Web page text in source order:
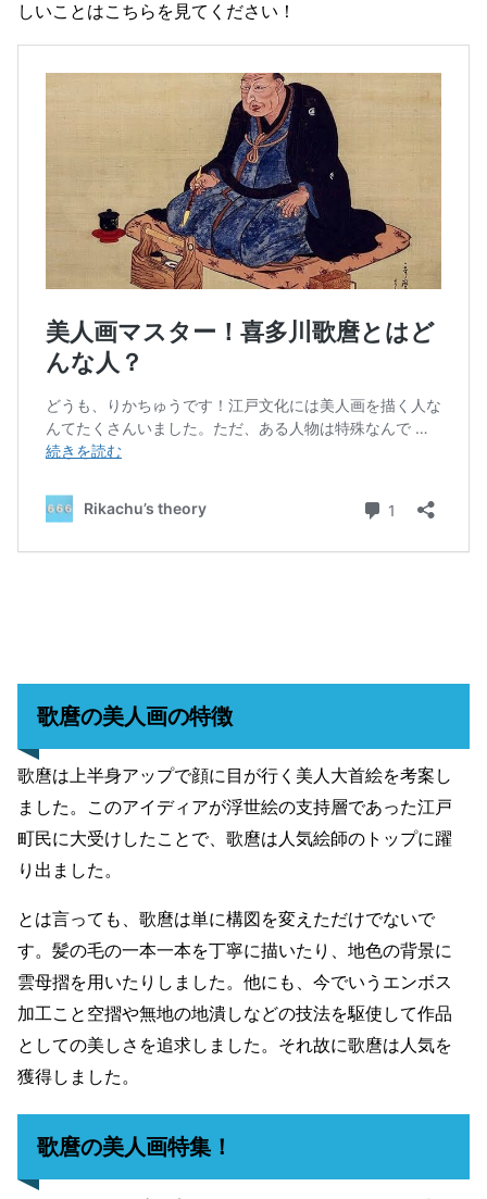
しいことはこちらを見てください！
歌麿の美人画の特徴
歌麿は上半身アップで顔に目が行く美人大首絵を考案し
ました。このアイディアが浮世絵の支持層であった江戸
町民に大受けしたことで、歌麿は人気絵師のトップに躍
り出ました。
とは言っても、歌麿は単に構図を変えただけでないで
す。髪の毛の一本一本を丁寧に描いたり、地色の背景に
雲母摺を用いたりしました。他にも、今でいうエンボス
加工こと空摺や無地の地潰しなどの技法を駆使して作品
としての美しさを追求しました。それ故に歌麿は人気を
獲得しました。
歌麿の美人画特集！